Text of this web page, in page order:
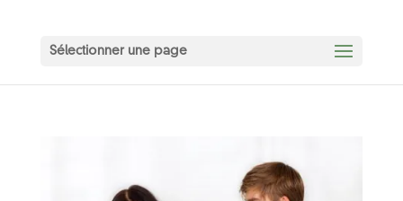
Sélectionner une page